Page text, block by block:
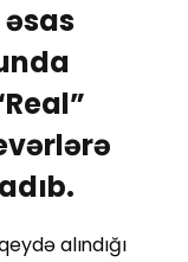
alındığı